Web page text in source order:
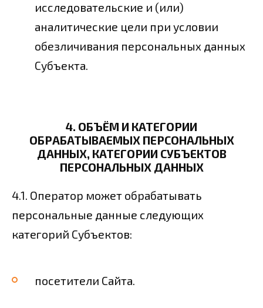
исследовательские и (или)
аналитические цели при условии
обезличивания персональных данных
Субъекта.
4. ОБЪЁМ И КАТЕГОРИИ
ОБРАБАТЫВАЕМЫХ ПЕРСОНАЛЬНЫХ
ДАННЫХ, КАТЕГОРИИ СУБЪЕКТОВ
ПЕРСОНАЛЬНЫХ ДАННЫХ
4.1. Оператор может обрабатывать
персональные данные следующих
категорий Субъектов:
посетители Сайта.